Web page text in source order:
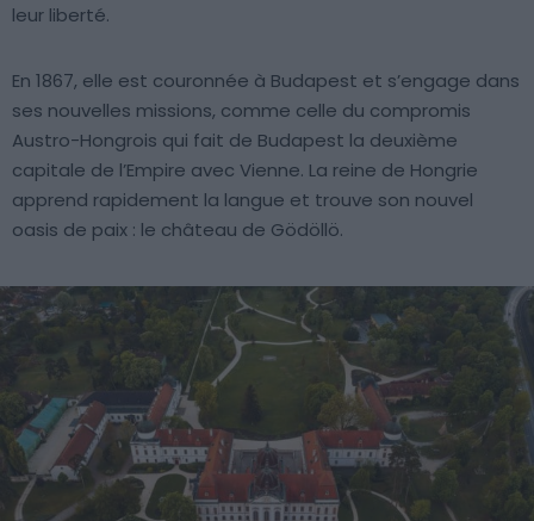
leur liberté.
En 1867, elle est couronnée à Budapest et s’engage dans
ses nouvelles missions, comme celle du compromis
Austro-Hongrois qui fait de Budapest la deuxième
capitale de l’Empire avec Vienne. La reine de Hongrie
apprend rapidement la langue et trouve son nouvel
oasis de paix : le château de Gödöllö.